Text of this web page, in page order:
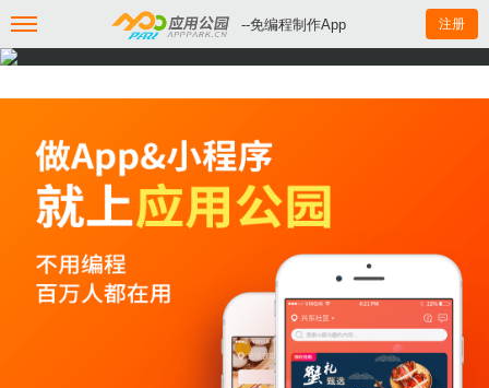
--免编程制作App 注册